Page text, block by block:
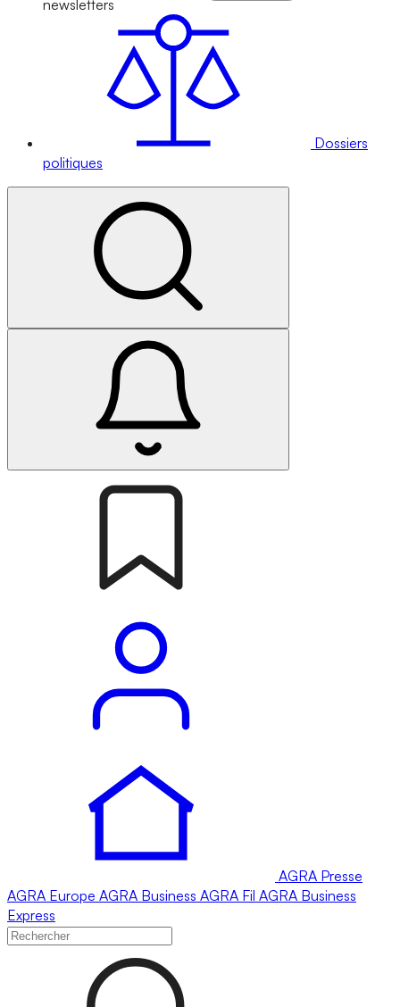
newsletters
Dossiers
politiques
AGRA Presse
AGRA Europe AGRA Business AGRA Fil AGRA Business
Express